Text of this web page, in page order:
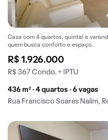
Casa com 4 quartos, quintal e
quem busca conforto e espaço.
R$ 1.926.000
R$ 367 Condo. + IPTU
436 m² · 4 quartos · 6 vagas
Rua Francisco Soares Nalim,